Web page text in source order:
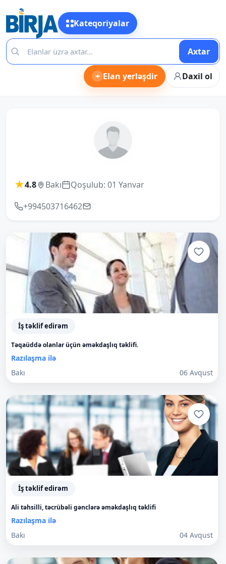
Kateqoriyalar
Axtar
+ Elan yerləşdir Daxil ol
★4.8 Bakı
Qoşulub: 01 Yanvar
+994503716462
İş təklif edirəm
Təqaüddə olanlar üçün əməkdaşlıq təklifi.
Razılaşma ilə
Bakı
06 Avqust
İş təklif edirəm
Ali təhsilli, təcrübəli gənclərə əməkdaşlıq təklifi
Razılaşma ilə
Bakı
04 Avqust